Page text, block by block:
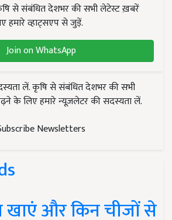
से संबंधित देशभर की सभी लेटेस्ट ख़बरें
हमारे व्हाट्सएप से जुड़ें.
Join on WhatsApp
लें. कृषि से संबंधित देशभर की सभी
के लिए हमारे न्यूज़लेटर की सदस्यता लें.
Newsletters
खाएं और किन चीजों से